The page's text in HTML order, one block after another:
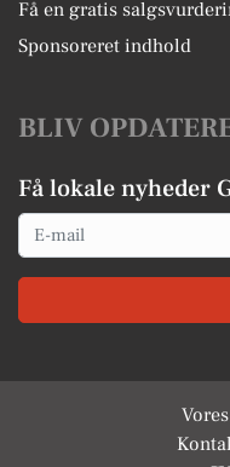
Få en gratis
Sponsoreret indhold
BLIV
Få lokale nyheder
Email